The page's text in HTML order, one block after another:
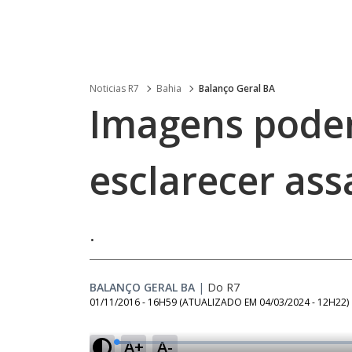
Noticias R7 Bahia Balanço Geral BA
Imagens
esclarecer
.
BALANÇO GERAL BA | Do R7
01/11/2016 - 16H59 (ATUALIZADO EM 04/03/2024 - 12H22)
A+ A-
L